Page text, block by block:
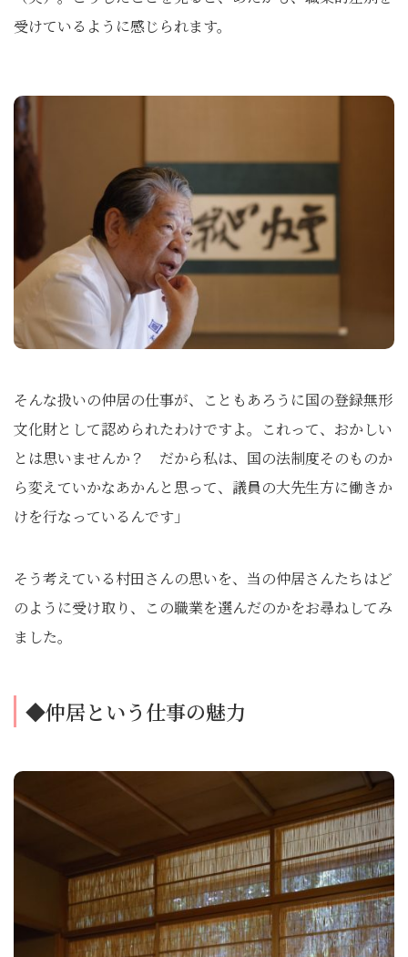
受けているように感じられます。
そんな扱いの仲居の仕事が、こともあろうに国の登録無形
文化財として認められたわけですよ。これって、おかしい
とは思いませんか？ だから私は、国の法制度そのものか
ら変えていかなあかんと思って、議員の大先生方に働きか
けを行なっているんです」
そう考えている村田さんの思いを、当の仲居さんたちはど
のように受け取り、この職業を選んだのかをお尋ねしてみ
ました。
◆仲居という仕事の魅力